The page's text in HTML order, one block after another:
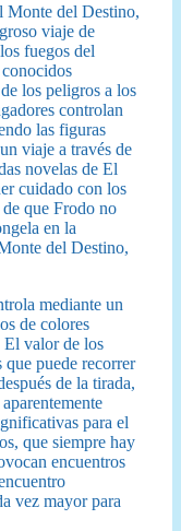
Monte del Destino,
viaje de
fuegos del
los peligros a los
controlan
las figuras
viaje a través de
novelas de El
cuidado con los
que Frodo no
en la
del Destino,
mediante un
de colores
El valor de los
que puede recorrer
de la tirada,
para el
que siempre hay
encuentros
vez mayor para